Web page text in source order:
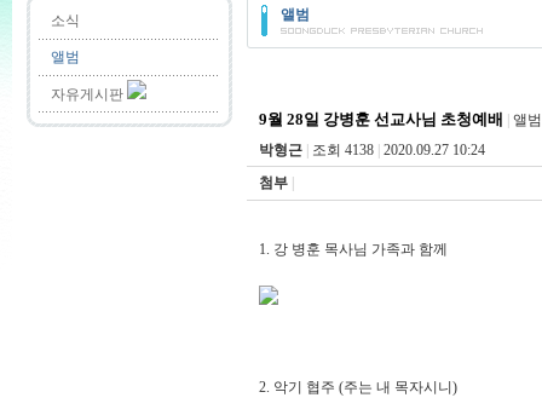
소식
앨범
자유게시판
앨범
9월 28일 강병훈 선교사님 초청예배
앨범
박형근
조회 4138 2020.09.27 10:24
첨부
1. 강 병훈 목사님 가족과 함께
2. 악기 협주 (주는 내 목자시니)